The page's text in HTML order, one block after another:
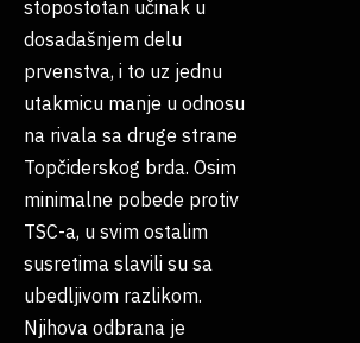
stopostotan učinak u
dosadašnjem delu
prvenstva, i to uz jednu
utakmicu manje u odnosu
na rivala sa druge strane
Topčiderskog brda. Osim
minimalne pobede protiv
TSC-a, u svim ostalim
susretima slavili su sa
ubedljivom razlikom.
Njihova odbrana je